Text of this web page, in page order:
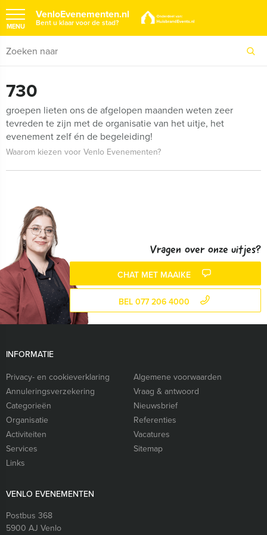
VenloEvenementen.nl
Bent u klaar voor de stad?
MENU
730
groepen lieten ons de afgelopen maanden weten zeer
tevreden te zijn met de organisatie van het uitje, het
evenement zelf én de begeleiding!
Waarom kiezen voor Venlo Evenementen?
Vragen over onze uitjes?
CHAT MET MAAIKE
BEL 077 206 4000
INFORMATIE
Privacy- en cookieverklaring
Algemene voorwaarden
Annuleringsverzekering
Vraag & antwoord
Categorieën
Nieuwsbrief
Organisatie
Referenties
Activiteiten
Vacatures
Services
Sitemap
Links
VENLO EVENEMENTEN
Postbus 368
5900 AJ Venlo